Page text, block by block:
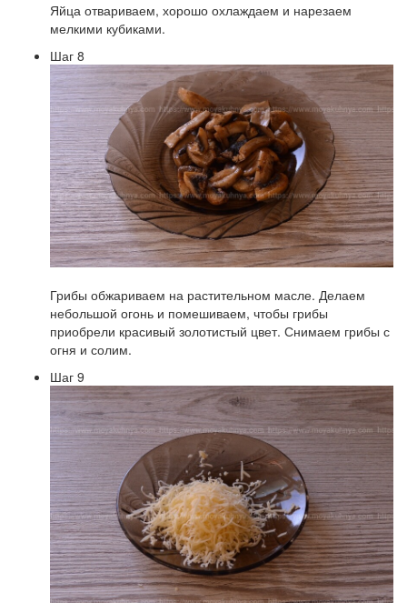
Яйца отвариваем, хорошо охлаждаем и нарезаем
мелкими кубиками.
Шаг 8
Грибы обжариваем на растительном масле. Делаем
небольшой огонь и помешиваем, чтобы грибы
приобрели красивый золотистый цвет. Снимаем грибы с
огня и солим.
Шаг 9